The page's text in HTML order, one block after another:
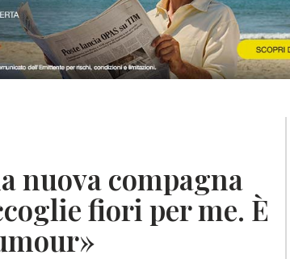
nuova compagna
fiori per me. È